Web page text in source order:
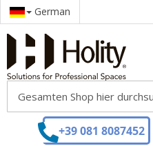
German
+39 081 8087452